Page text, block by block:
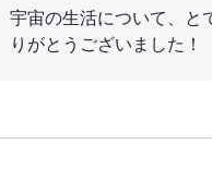
宇宙の生活について、と
りがとうございました！